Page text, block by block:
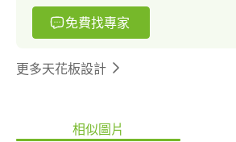
免費找專家
更多天花板設計
相似圖片